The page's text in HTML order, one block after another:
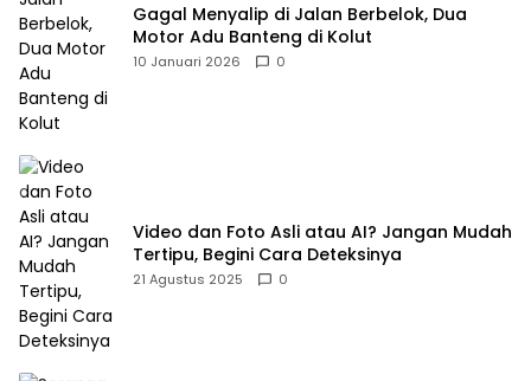
Gagal Menyalip di Jalan Berbelok, Dua
Motor Adu Banteng di Kolut
10 Januari 2026 0
Video dan Foto Asli atau AI? Jangan Mudah
Tertipu, Begini Cara Deteksinya
21 Agustus 2025 0